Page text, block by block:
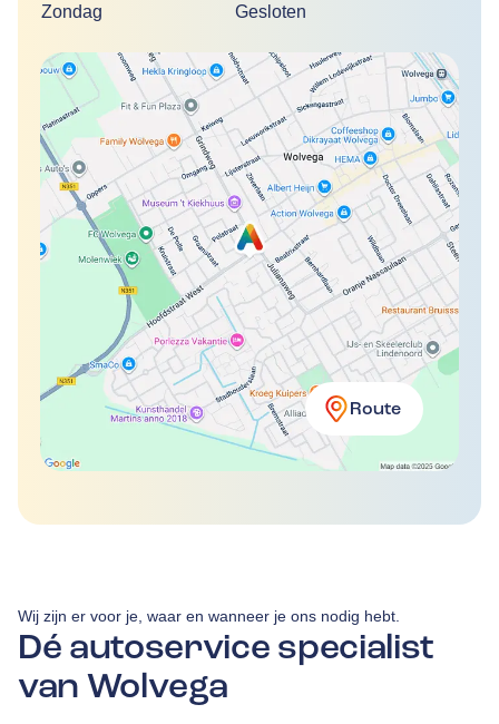
Zondag Gesloten
Route
Dé autoservice specialist
van Wolvega
Wij zijn er voor je, waar en wanneer je ons nodig hebt.